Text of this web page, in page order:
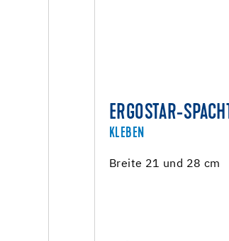
ERGOSTAR-
KLEBEN
Breite 21 und 28 cm